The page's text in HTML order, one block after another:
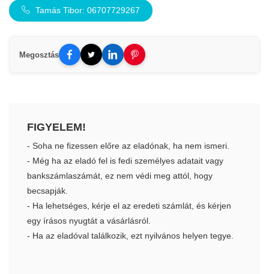
Tamás Tibor: 06707729267
Megosztás
FIGYELEM!
- Soha ne fizessen előre az eladónak, ha nem ismeri.
- Még ha az eladó fel is fedi személyes adatait vagy
bankszámlaszámát, ez nem védi meg attól, hogy
becsapják.
- Ha lehetséges, kérje el az eredeti számlát, és kérjen
egy írásos nyugtát a vásárlásról.
- Ha az eladóval találkozik, ezt nyilvános helyen tegye.